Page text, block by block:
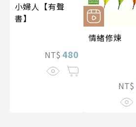
小婦人【有聲
書】
NT$ 480
情緒修煉
NT$